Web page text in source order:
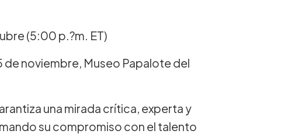
(5:00 p.?m. ET)
de noviembre, Museo Papalote del
una mirada crítica, experta y
su compromiso con el talento